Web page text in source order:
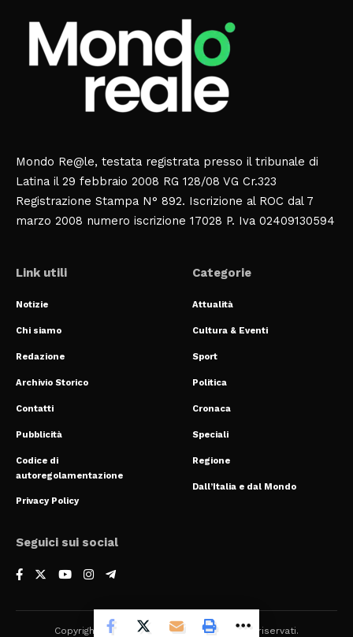
Mondo Re@le, testata registrata presso il tribunale di
Latina il 29 febbraio 2008 RG 128/08 VG Cr.323
Registrazione Stampa N° 892. Iscrizione al ROC dal 7
marzo 2008 numero iscrizione 17028 P. Iva 02409130594
Link utili
Notizie
Chi siamo
Redazione
Archivio Storico
Contatti
Pubblicità
Codice di
autoregolamentazione
Privacy Policy
Categorie
Attualità
Cultura & Eventi
Sport
Politica
Cronaca
Speciali
Regione
Dall’Italia e dal Mondo
Seguici sui social
Copyright © 2024 Mondoreale. Tutti i diritti riservati.